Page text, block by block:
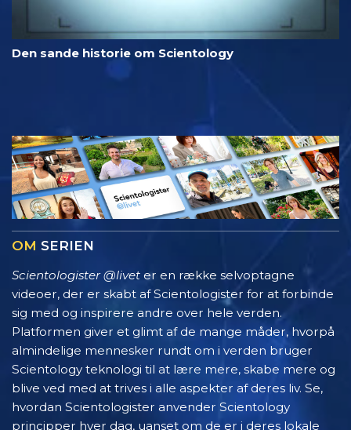
Den sande historie om Scientology
OM SERIEN
Scientologister @livet er en række selvoptagne
videoer, der er skabt af Scientologister for at forbinde
sig med og inspirere andre over hele verden.
Platformen giver et glimt af de mange måder, hvorpå
almindelige mennesker rundt om i verden bruger
Scientology teknologi til at lære mere, skabe mere og
blive ved med at trives i alle aspekter af deres liv. Se,
hvordan Scientologister anvender Scientology
principper hver dag, uanset om de er i deres lokale